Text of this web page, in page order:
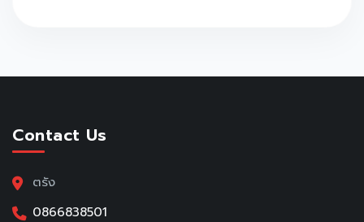
Contact Us
ตรัง
0866838501